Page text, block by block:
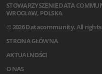
STOWARZYSZENIEDATA
WROCŁAW, POLSKA
© 2026 Datacommunity. All
STRONA GŁÓWNA
AKTUALNOŚCI
O NAS